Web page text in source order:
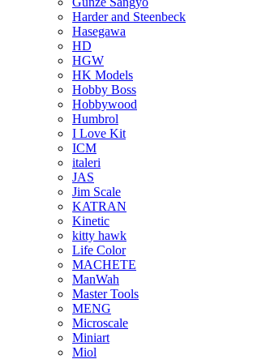
Harder and Steenbeck
Hasegawa
HD
HGW
HK Models
Hobby Boss
Hobbywood
Humbrol
I Love Kit
ICM
italeri
JAS
Jim Scale
KATRAN
Kinetic
kitty hawk
Life Color
MACHETE
ManWah
Master Tools
MENG
Microscale
Miniart
Miol